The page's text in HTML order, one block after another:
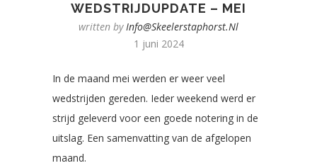
WEDSTRIJDUPDATE – MEI
written byInfo@skeelerstaphorst.nl
1 juni 2024
In de maand mei werden er weer veel
wedstrijden gereden. Ieder weekend werd er
strijd geleverd voor een goede notering in de
uitslag. Een samenvatting van de afgelopen
maand.